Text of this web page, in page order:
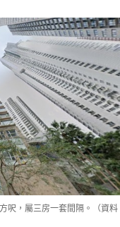
呎，屬三房一套間隔。（資料